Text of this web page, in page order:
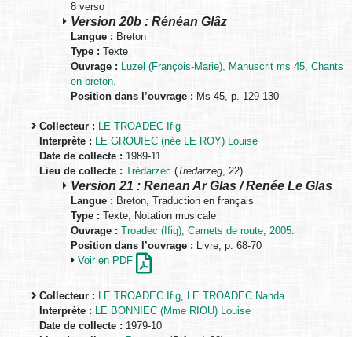
8 verso
Version 20b : Rénéan Glâz
Langue : Breton
Type : Texte
Ouvrage : Luzel (François-Marie), Manuscrit ms 45, Chants
en breton.
Position dans l’ouvrage : Ms 45, p. 129-130
Collecteur : LE TROADEC Ifig
Interprète : LE GROUIEC (née LE ROY) Louise
Date de collecte : 1989-11
Lieu de collecte : Trédarzec (Tredarzeg, 22)
Version 21 : Renean Ar Glas / Renée Le Glas
Langue : Breton, Traduction en français
Type : Texte, Notation musicale
Ouvrage : Troadec (Ifig), Carnets de route, 2005.
Position dans l’ouvrage : Livre, p. 68-70
Voir en PDF
Collecteur : LE TROADEC Ifig, LE TROADEC Nanda
Interprète : LE BONNIEC (Mme RIOU) Louise
Date de collecte : 1979-10